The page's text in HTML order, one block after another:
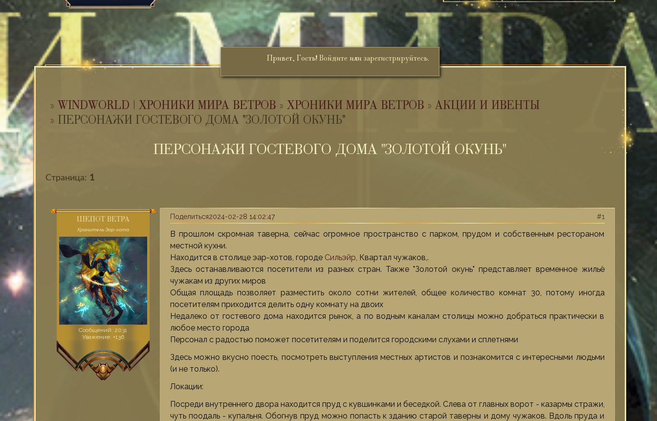
Привет, Гость! Войдите или зарегистрируйтесь.
» WINDWORLD | ХРОНИКИ МИРА ВЕТРОВ » ХРОНИКИ МИРА ВЕТРОВ » АКЦИИ И ИВЕНТЫ
» ПЕРСОНАЖИ ГОСТЕВОГО ДОМА "ЗОЛОТОЙ ОКУНЬ"
ПЕРСОНАЖИ ГОСТЕВОГО ДОМА "ЗОЛОТОЙ ОКУНЬ"
Страница: 1
Поделиться 1
2024-02-28 14:02:47
ШЕПОТ ВЕТРА
Хранитель Эар-хота
Сообщений: 2031
Уважение: +136
В прошлом скромная таверна, сейчас огромное пространство с парком, прудом и собственным рестораном
местной кухни.
Находится в столице эар-хотов, городе Сильэйр, Квартал чужаков,.
Здесь останавливаются посетители из разных стран. Также "Золотой окунь" представляет временное жильё
чужакам из других миров
Общая площадь позволяет разместить около сотни жителей, общее количество комнат 30, потому иногда
посетителям приходится делить одну комнату на двоих
Недалеко от гостевого дома находится рынок, а по водным каналам столицы можно добраться практически в
любое место города
Персонал с радостью поможет посетителям и поделится городскими слухами и сплетнями
Здесь можно вкусно поесть, посмотреть выступления местных артистов и познакомится с интересными людьми
(и не только).
Локации:
Посреди внутреннего двора находится пруд с кувшинками и беседкой. Слева от главных ворот - казармы стражи,
чуть поодаль - купальня. Обогнув пруд можно попасть к зданию старой таверны и дому чужаков. Вдоль пруда и